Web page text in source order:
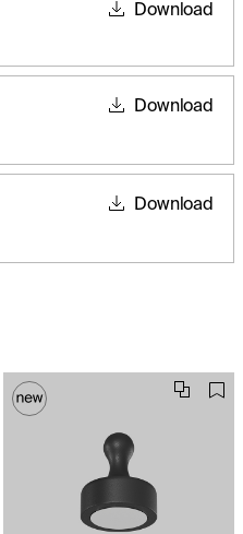
Download
Download
Download